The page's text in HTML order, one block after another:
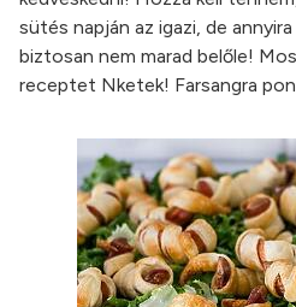
sütés napján az igazi, de
biztosan nem marad belőle!
receptet Nketek! Farsangra